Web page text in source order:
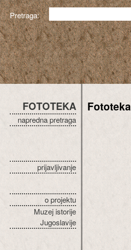
Pretraga:
FOTOTEKA
napredna pretraga
prijavljivanje
o projektu
Muzej istorije
Jugoslavije
Fototeka